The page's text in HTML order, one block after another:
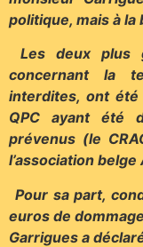
politique, mais à la
Les deux plus
concernant la
interdites, ont
QPC ayant été
prévenus (le
l’association
Pour sa part,
euros de
Garrigues a